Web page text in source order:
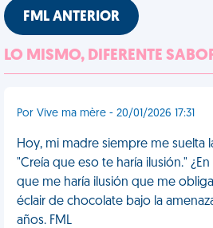
FML ANTERIOR
LO MISMO, DIFERENTE
Por Vive ma mère - 20/01/2026 17:31
Hoy, mi madre siempre me suelta
"Creía que eso te haría ilusión."
que me haría ilusión que me
éclair de chocolate bajo la
años. FML